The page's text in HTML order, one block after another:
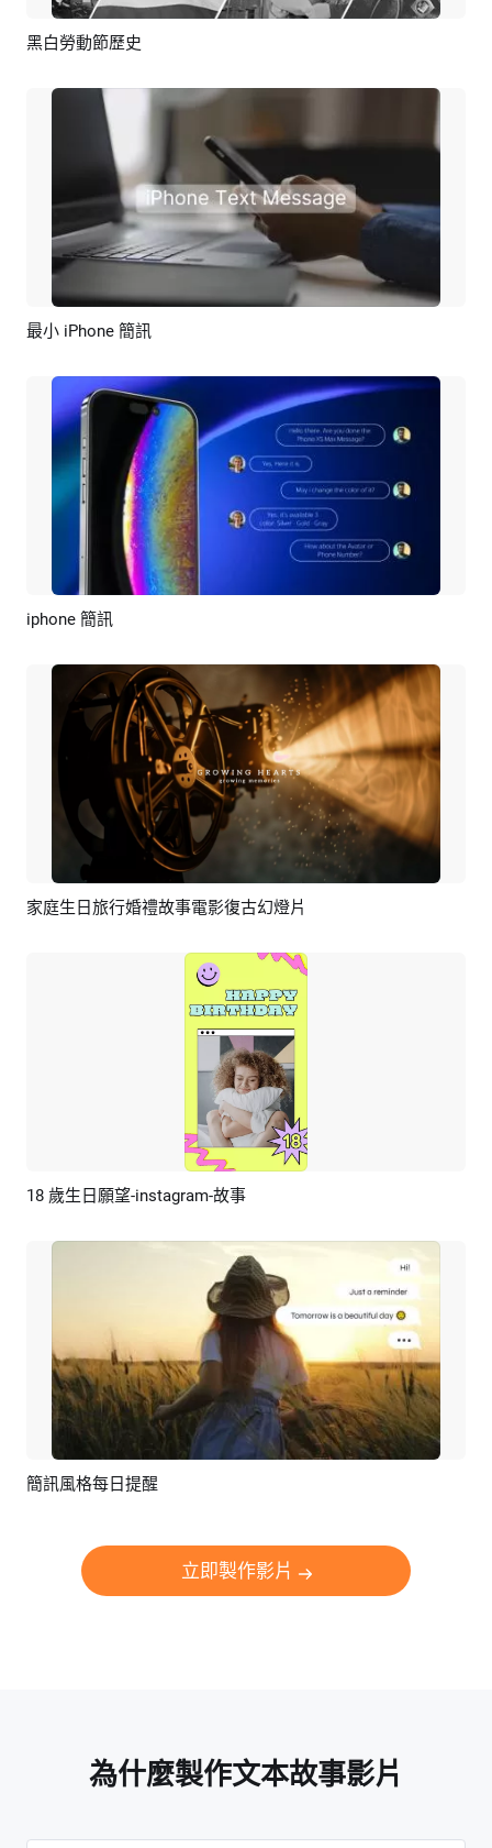
黑白勞動節歷史
最小 iPhone 簡訊
iphone 簡訊
預覽 AI剪同款
家庭生日旅行婚禮故事電影復古幻燈片
預覽
18 歲生日願望-instagram-故事
簡訊風格每日提醒
立即製作影片
為什麼製作文本故事影片